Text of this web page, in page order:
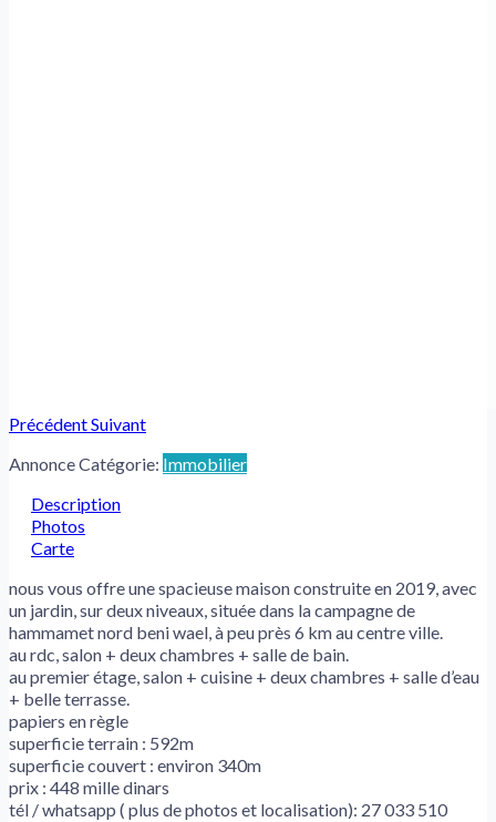
PrécédentSuivant
Annonce Catégorie: Immobilier
Description
Photos
Carte
nous vous offre une spacieuse maison construite en 2019, avec
un jardin, sur deux niveaux, située dans la campagne de
hammamet nord beni wael, à peu près 6 km au centre ville.
au rdc, salon + deux chambres + salle de bain.
au premier étage, salon + cuisine + deux chambres + salle d’eau
+ belle terrasse.
papiers en règle
superficie terrain : 592m
superficie couvert : environ 340m
prix : 448 mille dinars
tél / whatsapp ( plus de photos et localisation): 27 033 510